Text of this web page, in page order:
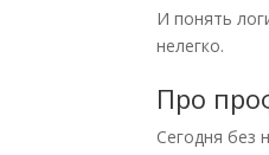
И понять
нелегко.
Про
Сегодня без